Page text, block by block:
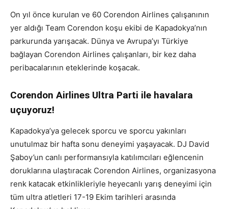
On yıl önce kurulan ve 60 Corendon Airlines çalışanının
yer aldığı Team Corendon koşu ekibi de Kapadokya’nın
parkurunda yarışacak. Dünya ve Avrupa’yı Türkiye
bağlayan Corendon Airlines çalışanları, bir kez daha
peribacalarının eteklerinde koşacak.
Corendon Airlines Ultra Parti ile havalara
uçuyoruz!
Kapadokya’ya gelecek sporcu ve sporcu yakınları
unutulmaz bir hafta sonu deneyimi yaşayacak. DJ David
Şaboy’un canlı performansıyla katılımcıları eğlencenin
doruklarına ulaştıracak Corendon Airlines, organizasyona
renk katacak etkinlikleriyle heyecanlı yarış deneyimi için
tüm ultra atletleri 17-19 Ekim tarihleri arasında